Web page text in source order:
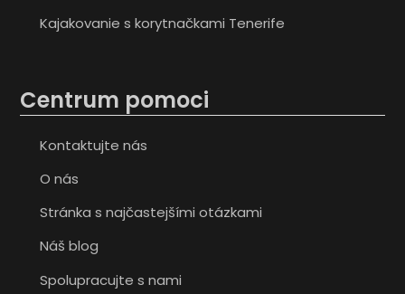
Kajakovanie s korytnačkami Tenerife
Centrum pomoci
Kontaktujte nás
O nás
Stránka s najčastejšími otázkami
Náš blog
Spolupracujte s nami